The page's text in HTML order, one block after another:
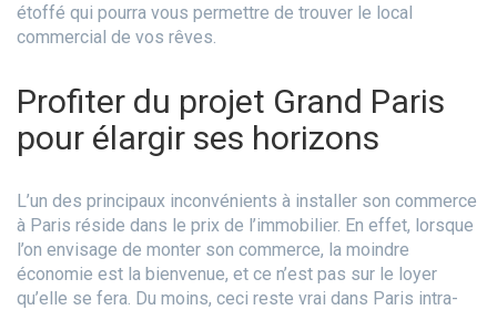
étoffé qui pourra vous permettre de trouver le local
commercial de vos rêves.
Profiter du projet Grand Paris
pour élargir ses horizons
L’un des principaux inconvénients à installer son commerce
à Paris réside dans le prix de l’immobilier. En effet, lorsque
l’on envisage de monter son commerce, la moindre
économie est la bienvenue, et ce n’est pas sur le loyer
qu’elle se fera. Du moins, ceci reste vrai dans Paris intra-